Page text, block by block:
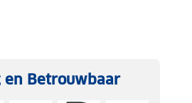
en Betrouwbaar